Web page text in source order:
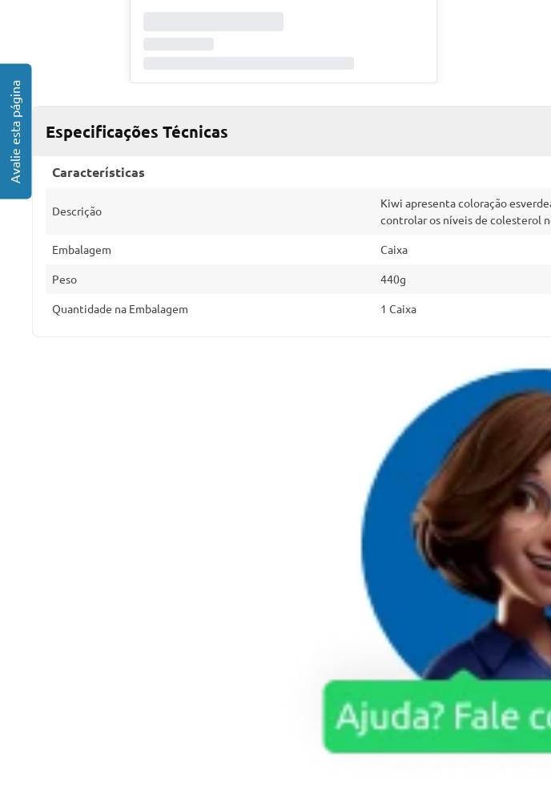
Especificações Técnicas
Características
Descrição
Kiwi apresenta coloração
controlar os níveis de colesterol
Embalagem Caixa
Peso 440g
Quantidade na Embalagem 1 Caixa